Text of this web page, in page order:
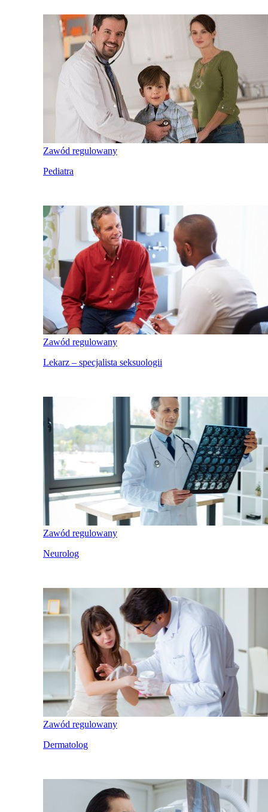
Zawód regulowany
Pediatra
Zawód regulowany
Lekarz – specjalista seksuologii
Zawód regulowany
Neurolog
Zawód regulowany
Dermatolog